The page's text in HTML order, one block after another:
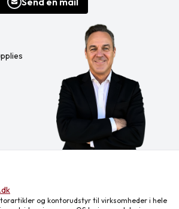
og kontorudstyr til virksomheder i hele